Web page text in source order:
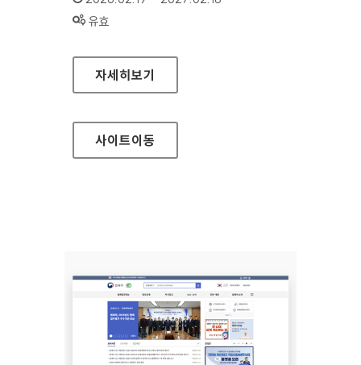
상태 :
유효
보조금통합포털
자세히보기
사이트이동